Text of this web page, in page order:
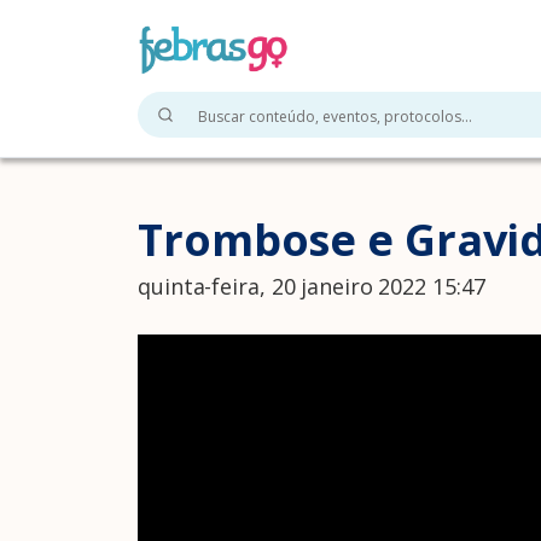
Trombose e
quinta-feira, 20 janeiro 2022 15:47